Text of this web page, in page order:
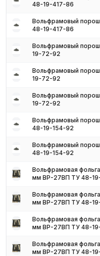
- Доставка по всей России
48-19-417-86
Вольфрамовый
48-19-417-86
Вольфрамовый
19-72-92
Вольфрамовый
19-72-92
Вольфрамовый
19-72-92
Вольфрамовый
48-19-154-92
Вольфрамовый
48-19-154-92
Вольфрамовая
мм ВР-27ВП ТУ 48-
Вольфрамовая
мм ВР-27ВП ТУ 48-
Вольфрамовая
мм ВР-27ВП ТУ 48-
Вольфрамовая
мм ВР-27ВП ТУ 48-